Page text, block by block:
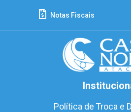
Notas Fiscais
Política de Troca e